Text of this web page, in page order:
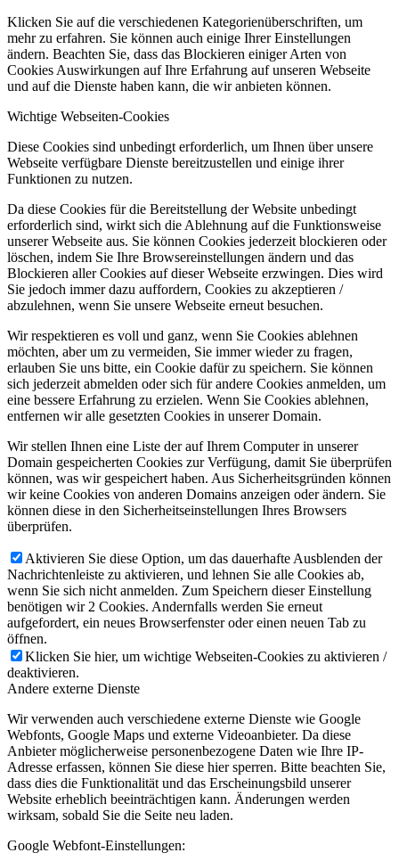
Klicken Sie auf die verschiedenen Kategorienüberschriften, um
mehr zu erfahren. Sie können auch einige Ihrer Einstellungen
ändern. Beachten Sie, dass das Blockieren einiger Arten von
Cookies Auswirkungen auf Ihre Erfahrung auf unseren Webseite
und auf die Dienste haben kann, die wir anbieten können.
Wichtige Webseiten-Cookies
Diese Cookies sind unbedingt erforderlich, um Ihnen über unsere
Webseite verfügbare Dienste bereitzustellen und einige ihrer
Funktionen zu nutzen.
Da diese Cookies für die Bereitstellung der Website unbedingt
erforderlich sind, wirkt sich die Ablehnung auf die Funktionsweise
unserer Webseite aus. Sie können Cookies jederzeit blockieren oder
löschen, indem Sie Ihre Browsereinstellungen ändern und das
Blockieren aller Cookies auf dieser Webseite erzwingen. Dies wird
Sie jedoch immer dazu auffordern, Cookies zu akzeptieren /
abzulehnen, wenn Sie unsere Webseite erneut besuchen.
Wir respektieren es voll und ganz, wenn Sie Cookies ablehnen
möchten, aber um zu vermeiden, Sie immer wieder zu fragen,
erlauben Sie uns bitte, ein Cookie dafür zu speichern. Sie können
sich jederzeit abmelden oder sich für andere Cookies anmelden, um
eine bessere Erfahrung zu erzielen. Wenn Sie Cookies ablehnen,
entfernen wir alle gesetzten Cookies in unserer Domain.
Wir stellen Ihnen eine Liste der auf Ihrem Computer in unserer
Domain gespeicherten Cookies zur Verfügung, damit Sie überprüfen
können, was wir gespeichert haben. Aus Sicherheitsgründen können
wir keine Cookies von anderen Domains anzeigen oder ändern. Sie
können diese in den Sicherheitseinstellungen Ihres Browsers
überprüfen.
Aktivieren Sie diese Option, um das dauerhafte Ausblenden der
Nachrichtenleiste zu aktivieren, und lehnen Sie alle Cookies ab,
wenn Sie sich nicht anmelden. Zum Speichern dieser Einstellung
benötigen wir 2 Cookies. Andernfalls werden Sie erneut
aufgefordert, ein neues Browserfenster oder einen neuen Tab zu
öffnen.
Klicken Sie hier, um wichtige Webseiten-Cookies zu aktivieren /
deaktivieren.
Andere externe Dienste
Wir verwenden auch verschiedene externe Dienste wie Google
Webfonts, Google Maps und externe Videoanbieter. Da diese
Anbieter möglicherweise personenbezogene Daten wie Ihre IP-
Adresse erfassen, können Sie diese hier sperren. Bitte beachten Sie,
dass dies die Funktionalität und das Erscheinungsbild unserer
Website erheblich beeinträchtigen kann. Änderungen werden
wirksam, sobald Sie die Seite neu laden.
Google Webfont-Einstellungen: